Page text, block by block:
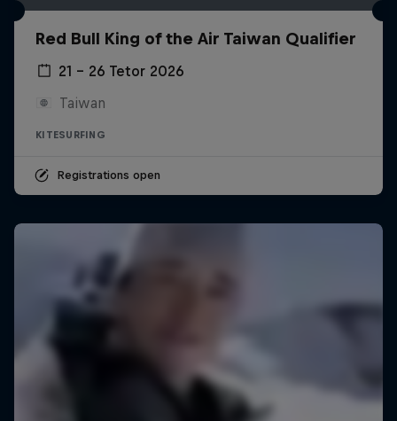
Red Bull King of the Air Taiwan Qualifier
21 – 26 Tetor 2026
Taiwan
KITESURFING
Registrations open